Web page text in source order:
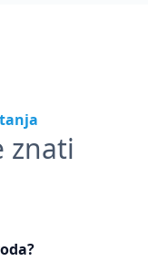
znati